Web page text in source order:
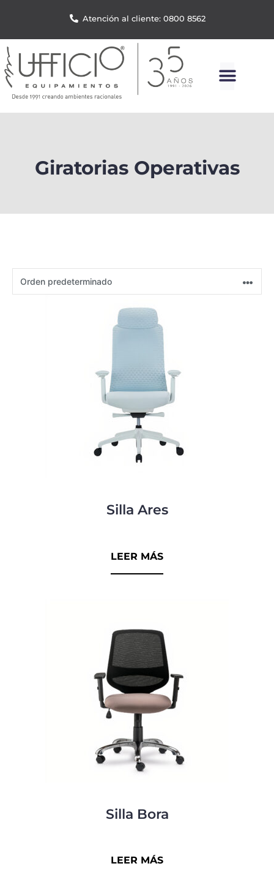
Atención al cliente: 0800 8562
Giratorias Operativas
Silla Ares
d
e
LEER MÁS
Silla Bora
d
e
LEER MÁS